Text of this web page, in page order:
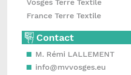
Vosges Terre Textile
France Terre Textile
Contact
M. Rémi LALLEMENT
info@mvvosges.eu